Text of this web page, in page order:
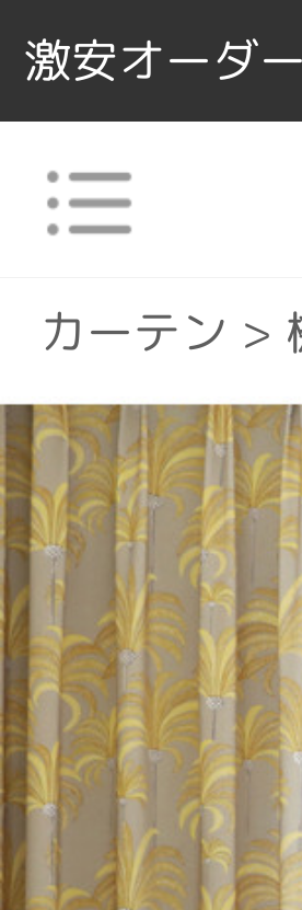
激安オーダ
カーテン >
カーテン>
カーテン>
カーテン>
カーテン>
カーテン>
カーテン>